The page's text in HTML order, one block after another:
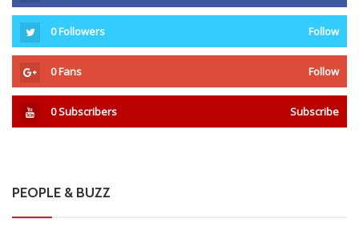
0Followers Follow
0Fans Follow
0Subscribers Subscribe
PEOPLE & BUZZ